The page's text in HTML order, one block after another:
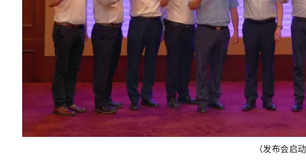
（发布会启